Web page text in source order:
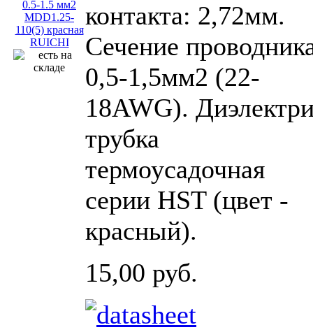
контакта: 2,72мм.
Сечение
0,5-1,5мм2 (22-
18AWG).
трубка
термоусадочная
серии HST (цвет -
красный).
15,00 руб.